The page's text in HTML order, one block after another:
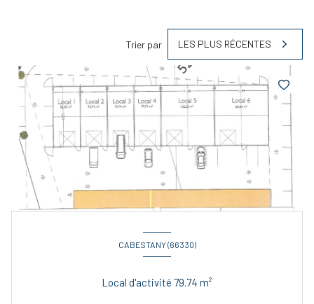
Trier par LES PLUS RÉCENTES
CABESTANY (66330)
Local d'activité 79.74 m²